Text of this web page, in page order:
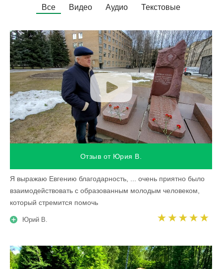
Все Видео Аудио Текстовые
Отзыв от Юрия В.
Я выражаю Евгению благодарность, ... очень приятно было
взаимодействовать с образованным молодым человеком,
который стремится помочь
Юрий В.